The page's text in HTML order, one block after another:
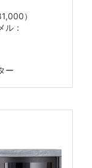
）
ル：
ー